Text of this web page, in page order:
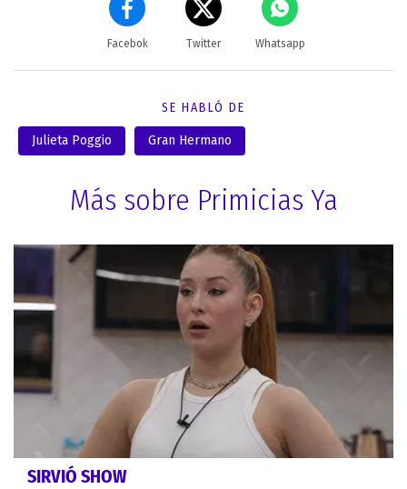
Facebok Twitter Whatsapp
SE HABLÓ DE
Julieta Poggio Gran Hermano
Más sobre Primicias Ya
SIRVIÓ SHOW